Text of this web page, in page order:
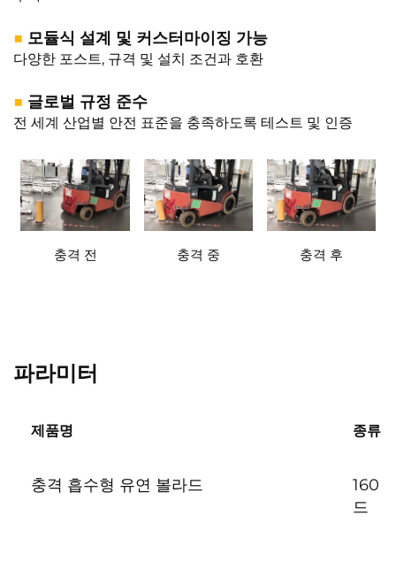
■ 모듈식 설계 및 커스터마이징 가능
다양한 포스트, 규격 및 설치 조건과 호환
■ 글로벌 규정 준수
전 세계 산업별 안전 표준을 충족하도록 테스트 및 인증
충격 전 충격 중 충격 후
파라미터
제품명 종류
충격 흡수형 유연 볼라드
160
드